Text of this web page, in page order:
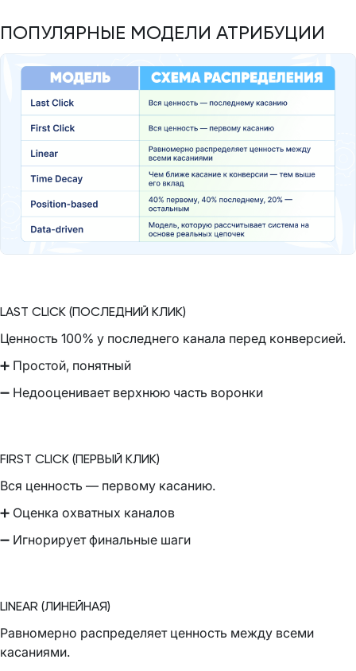
ПОПУЛЯРНЫЕ МОДЕЛИ АТРИБУЦИИ
LAST CLICK (ПОСЛЕДНИЙ КЛИК)
Ценность 100% у последнего канала перед конверсией.
➕ Простой, понятный
➖ Недооценивает верхнюю часть воронки
FIRST CLICK (ПЕРВЫЙ КЛИК)
Вся ценность — первому касанию.
➕ Оценка охватных каналов
➖ Игнорирует финальные шаги
LINEAR (ЛИНЕЙНАЯ)
Равномерно распределяет ценность между всеми
касаниями.